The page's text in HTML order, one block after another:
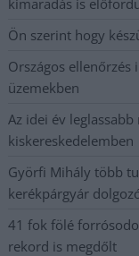
Ön szerint hogy
Országos
üzemekben
Az idei év
kiskereskedelemben
Györfi Mihály több
kerékpárgyár
41 fok fölé
rekord is megdőlt